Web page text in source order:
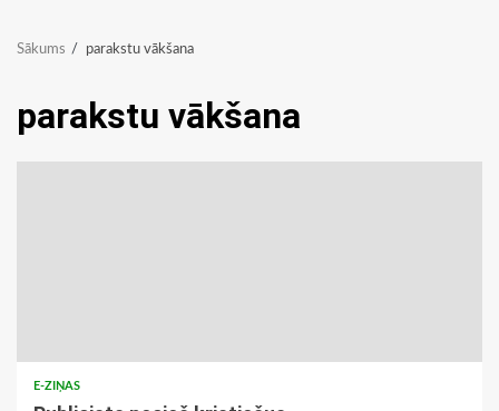
Sākums parakstu vākšana
parakstu vākšana
E-ZIŅAS